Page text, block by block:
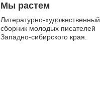
Мы растем
Литературно-художественный
сборник молодых писателей
Западно-сибирского края.